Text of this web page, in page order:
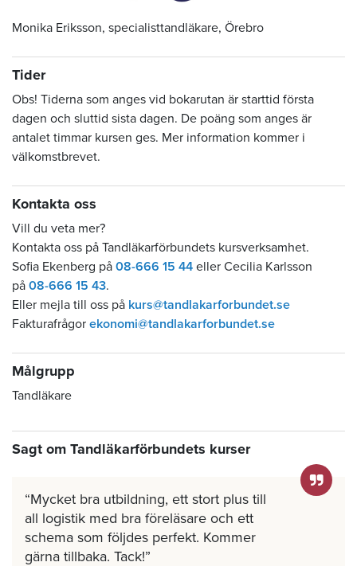
Monika Eriksson, specialisttandläkare, Örebro
Tider
Obs! Tiderna som anges vid bokarutan är starttid första
dagen och sluttid sista dagen. De poäng som anges är
antalet timmar kursen ges. Mer information kommer i
välkomstbrevet.
Kontakta oss
Vill du veta mer?
Kontakta oss på Tandläkarförbundets kursverksamhet.
Sofia Ekenberg på 08-666 15 44 eller Cecilia Karlsson
på 08-666 15 43.
Eller mejla till oss på kurs@tandlakarforbundet.se
Fakturafrågor ekonomi@tandlakarforbundet.se
Målgrupp
Tandläkare
Sagt om Tandläkarförbundets kurser
Mycket bra utbildning, ett stort plus till
all logistik med bra föreläsare och ett
schema som följdes perfekt. Kommer
gärna tillbaka. Tack!